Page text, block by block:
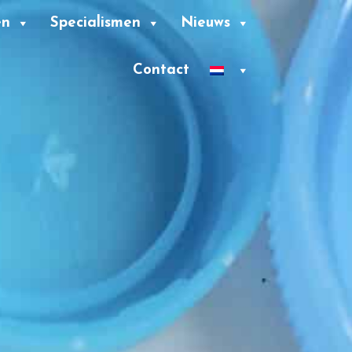
Specialismen Nieuws
Contact